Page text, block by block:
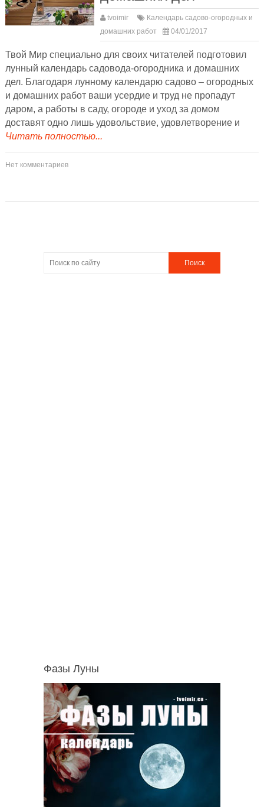
tvoimir
Календарь садово-огородных и
домашних работ
04/01/2017
Твой Мир специально для своих читателей подготовил
лунный календарь садовода-огородника и домашних
дел. Благодаря лунному календарю садово – огородных
и домашних работ ваши усердие и труд не пропадут
даром, а работы в саду, огороде и уход за домом
доставят одно лишь удовольствие, удовлетворение и
Читать полностью...
Нет комментариев
Фазы Луны